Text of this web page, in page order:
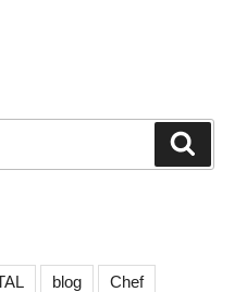
blog Chef